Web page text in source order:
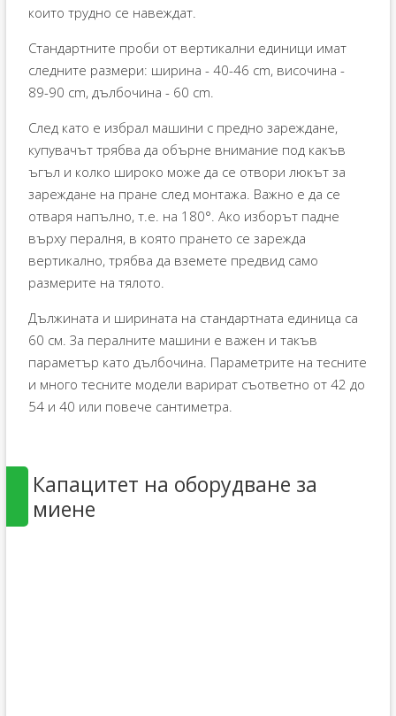
които трудно се навеждат.
Стандартните проби от вертикални единици имат
следните размери: ширина - 40-46 cm, височина -
89-90 cm, дълбочина - 60 cm.
След като е избрал машини с предно зареждане,
купувачът трябва да обърне внимание под какъв
ъгъл и колко широко може да се отвори люкът за
зареждане на пране след монтажа. Важно е да се
отваря напълно, т.е. на 180°. Ако изборът падне
върху пералня, в която прането се зарежда
вертикално, трябва да вземете предвид само
размерите на тялото.
Дължината и ширината на стандартната единица са
60 см. За пералните машини е важен и такъв
параметър като дълбочина. Параметрите на тесните
и много тесните модели варират съответно от 42 до
54 и 40 или повече сантиметра.
Капацитет на оборудване за
миене